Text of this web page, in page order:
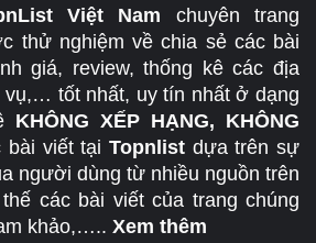
Việt Nam chuyên trang
thử nghiệm về chia sẻ các bài
giá, review, thống kê các địa
vụ,… tốt nhất, uy tín nhất ở dạng
KHÔNG XẾP HẠNG, KHÔNG
bài viết tạiTopnlist dựa trên sự
người dùng từ nhiều nguồn trên
các bài viết của trang chúng
khảo,….. Xem thêm